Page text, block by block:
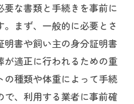
な書類と手続きを事前に
まず、一般的に必要とさ
書や飼い主の身分証明書
適正に行われるための重
種類や体重によって手続
で、利用する業者に事前確